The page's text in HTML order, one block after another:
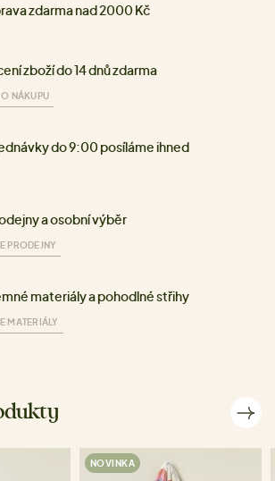
zdarma nad 2000 Kč
zboží do 14 dnů zdarma
O NÁKUPU
do 9:00 posíláme ihned
a osobní výběr
PRODEJNY
materiály a pohodlné střihy
MATERIÁLY
NOVINKA